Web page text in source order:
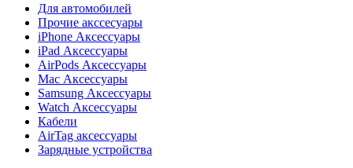
Для автомобилей
Прочие акссесуары
iPhone Аксессуары
iPad Аксессуары
AirPods Аксессуары
Mac Аксессуары
Samsung Аксессуары
Watch Аксессуары
Кабели
AirTag аксессуары
Зарядные устройства